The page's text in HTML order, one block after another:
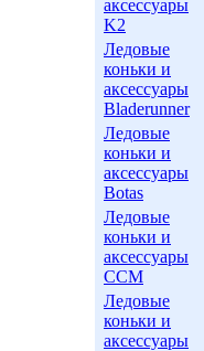
аксессуары
K2
Ледовые
коньки и
аксессуары
Bladerunner
Ледовые
коньки и
аксессуары
Botas
Ледовые
коньки и
аксессуары
CCM
Ледовые
коньки и
аксессуары